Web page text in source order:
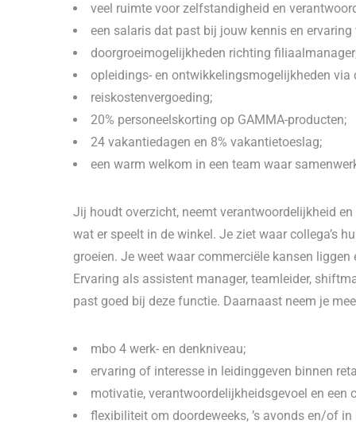
veel ruimte voor zelfstandigheid en
een salaris dat past bij jouw kennis en
doorgroeimogelijkheden richting
opleidings- en ontwikkelingsmogelijkheden via
reiskostenvergoeding;
20% personeelskorting op GAMMA-producten;
24 vakantiedagen en 8% vakantietoeslag;
een warm welkom in een team waar
Jij houdt overzicht, neemt verantwoordelijkheid
wat er speelt in de winkel. Je ziet waar collega’s
groeien. Je weet waar commerciële kansen
Ervaring als assistent manager, teamleider,
past goed bij deze functie. Daarnaast neem je
mbo 4 werk- en denkniveau;
ervaring of interesse in leidinggeven binnen
motivatie, verantwoordelijkheidsgevoel en een
flexibiliteit om doordeweeks, ’s avonds en/of in